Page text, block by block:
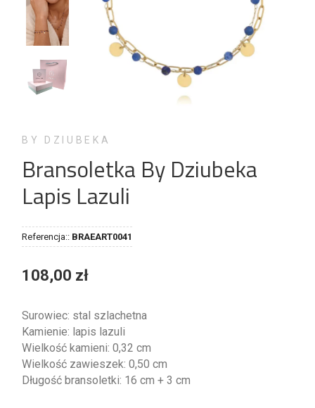
BY DZIUBEKA
Bransoletka By Dziubeka
Lapis Lazuli
Referencja:: BRAEART0041
108,00 zł
Surowiec: stal szlachetna
Kamienie: lapis lazuli
Wielkość kamieni: 0,32 cm
Wielkość zawieszek: 0,50 cm
Długość bransoletki: 16 cm + 3 cm